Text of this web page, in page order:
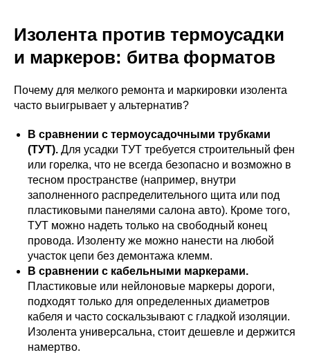
Изолента против термоусадки
и маркеров: битва форматов
Почему для мелкого ремонта и маркировки изолента
часто выигрывает у альтернатив?
В сравнении с термоусадочными трубками
(ТУТ). Для усадки ТУТ требуется строительный фен
или горелка, что не всегда безопасно и возможно в
тесном пространстве (например, внутри
заполненного распределительного щита или под
пластиковыми панелями салона авто). Кроме того,
ТУТ можно надеть только на свободный конец
провода. Изоленту же можно нанести на любой
участок цепи без демонтажа клемм.
В сравнении с кабельными маркерами.
Пластиковые или нейлоновые маркеры дороги,
подходят только для определенных диаметров
кабеля и часто соскальзывают с гладкой изоляции.
Изолента универсальна, стоит дешевле и держится
намертво.